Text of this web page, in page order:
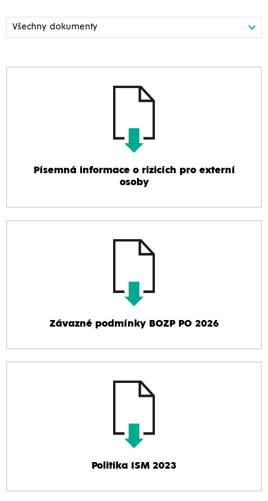
Písemná informace o rizicích pro externí
osoby
Závazné podmínky BOZP PO 2026
Politika ISM 2023